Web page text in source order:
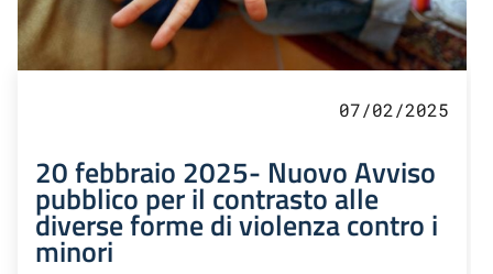
07/02/2025
20 febbraio 2025- Nuovo Avviso
pubblico per il contrasto alle
diverse forme di violenza contro i
minori